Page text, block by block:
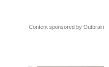
Content sponsored by Outbrain